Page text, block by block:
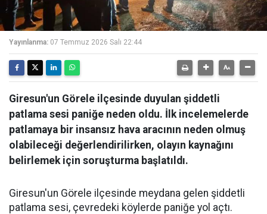
Yayınlanma: 07 Temmuz 2026 Salı 22:44
Giresun'un Görele ilçesinde duyulan şiddetli
patlama sesi paniğe neden oldu. İlk incelemelerde
patlamaya bir insansız hava aracının neden olmuş
olabileceği değerlendirilirken, olayın kaynağını
belirlemek için soruşturma başlatıldı.
Giresun'un Görele ilçesinde meydana gelen şiddetli
patlama sesi, çevredeki köylerde paniğe yol açtı.